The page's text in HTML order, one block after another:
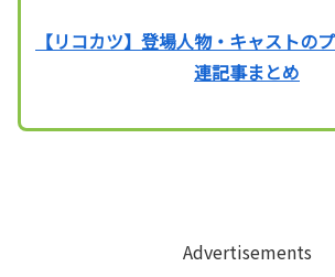
【リコカツ】登場人物・キャストの
連記事まとめ
Advertisements